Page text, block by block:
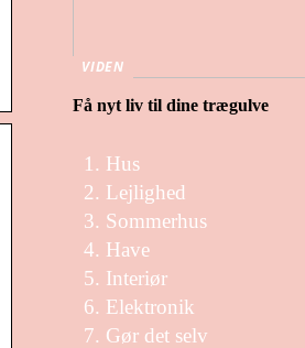
VIDEN
Få nyt liv til dine trægulve
Hus
Lejlighed
Sommerhus
Have
Interiør
Elektronik
Gør det selv